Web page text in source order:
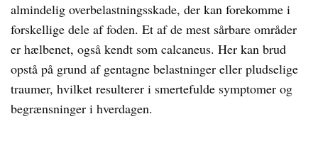
almindelig overbelastningsskade, der kan forekomme i
forskellige dele af foden. Et af de mest sårbare områder
er hælbenet, også kendt som calcaneus. Her kan brud
opstå på grund af gentagne belastninger eller pludselige
traumer, hvilket resulterer i smertefulde symptomer og
begrænsninger i hverdagen.